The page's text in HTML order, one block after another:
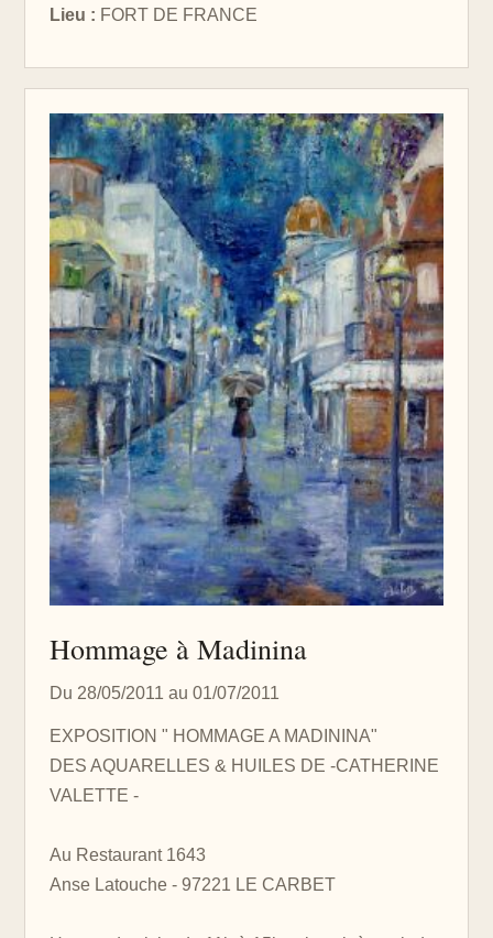
Lieu : FORT DE FRANCE
Hommage à Madinina
Du 28/05/2011 au 01/07/2011
EXPOSITION " HOMMAGE A MADININA"
DES AQUARELLES & HUILES DE -CATHERINE
VALETTE -
Au Restaurant 1643
Anse Latouche - 97221 LE CARBET